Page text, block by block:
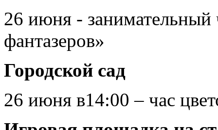
26 июня - занимательный
фантазеров»
Городской сад
26 июня в14:00 – час